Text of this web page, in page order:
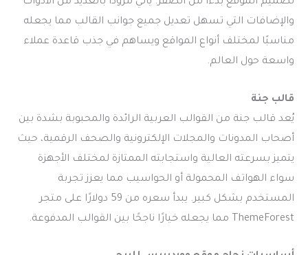
تصميم الموقع بدءًا من الصفر. يأتي مزودًا بالعديد من الأدوات
والإضافات التي تسهل تعديل جميع جوانب القالب مما يجعله
مناسبًا لمختلف أنواع المواقع ويساهم في جذب قاعدة عملاء
واسعة حول العالم.
قالب جنة
يُعد قالب جنة من القوالب العربية الرائدة والمحبوبة بشدة بين
أصحاب المدونات والمجلات الإلكترونية والصحف الرقمية، حيث
يتميز بسرعته العالية واستجابته الممتازة لمختلف الأجهزة
سواء الهواتف المحمولة أو الحواسيب مما يعزز تجربة
المستخدم بشكل كبير. يبدأ سعره من 59 دولارًا على متجر
ThemeForest مما يجعله خيارًا ناجحًا بين القوالب المدفوعة.